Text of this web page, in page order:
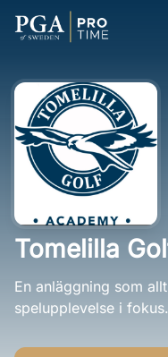
Tomelilla
En anläggning som
spelupplevelse i fokus.